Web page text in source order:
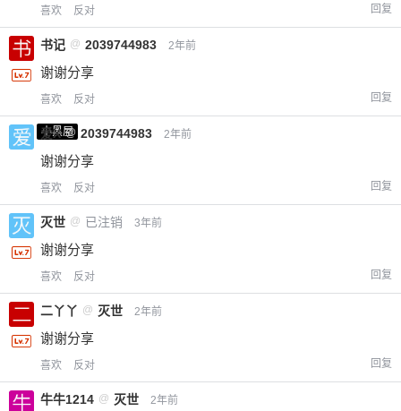
喜欢 反对 回复
书记 @ 2039744983 2年前
谢谢分享
喜欢 反对 回复
小黑屋
爱X @ 2039744983 2年前
谢谢分享
喜欢 反对 回复
灭世 @ 已注销 3年前
谢谢分享
喜欢 反对 回复
二丫丫 @ 灭世 2年前
谢谢分享
喜欢 反对 回复
牛牛1214 @ 灭世 2年前